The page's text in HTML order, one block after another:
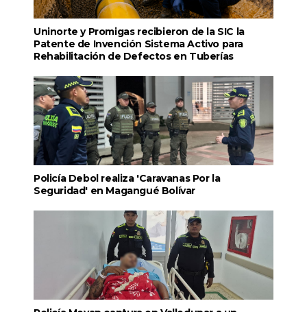
Uninorte y Promigas recibieron de la SIC la
Patente de Invención Sistema Activo para
Rehabilitación de Defectos en Tuberías
Policía Debol realiza 'Caravanas Por la
Seguridad' en Magangué Bolívar